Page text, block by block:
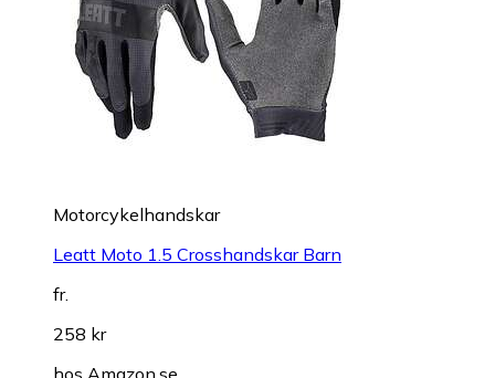
Motorcykelhandskar
Leatt Moto 1.5 Crosshandskar Barn
fr.
258 kr